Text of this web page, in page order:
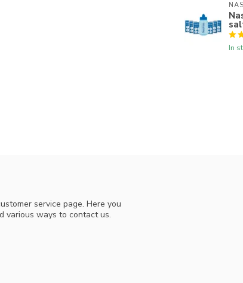
Mild of Capsinol origineel, die
daar doet het niet zo veel voor.
In
service page. Here you
various ways to contact us.